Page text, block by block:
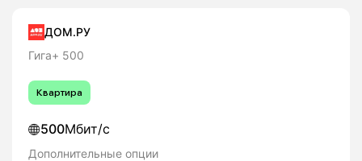
ДОМ.РУ
Гига+ 500
Квартира
500Мбит/с
Дополнительные опции